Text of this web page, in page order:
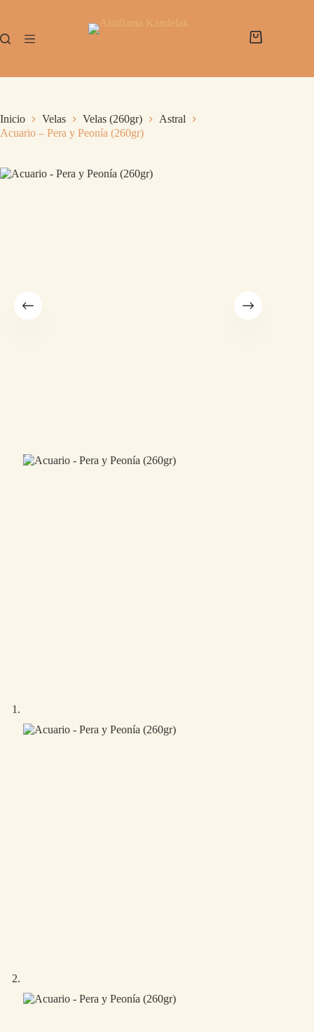
Inicio Velas Velas (260gr)
Astral
Acuario – Pera y Peonía (260gr)